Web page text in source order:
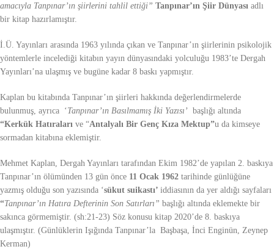
amacıyla Tanpınar’ın şiirlerini tahlil ettiği” Tanpınar’ın Şiir Dünyası adlı
bir kitap hazırlamıştır.
İ.Ü. Yayınları arasında 1963 yılında çıkan ve Tanpınar’ın şiirlerinin psikolojik
yöntemlerle incelediği kitabın yayın dünyasındaki yolculuğu 1983’te Dergah
Yayınları’na ulaşmış ve bugüne kadar 8 baskı yapmıştır.
Kaplan bu kitabında Tanpınar’ın şiirleri hakkında değerlendirmelerde
bulunmuş, ayrıca ‘Tanpınar’ın Basılmamış İki Yazısı’ başlığı altında
“Kerkük Hatıraları ve “Antalyalı Bir Genç Kıza Mektup”u da kimseye
sormadan kitabına eklemiştir.
Mehmet Kaplan, Dergah Yayınları tarafından Ekim 1982’de yapılan 2. baskıya
Tanpınar’ın ölümünden 13 gün önce 11 Ocak 1962 tarihinde günlüğüne
yazmış olduğu son yazısında ‘sükut suikastı’ iddiasının da yer aldığı sayfaları
“Tanpınar’ın Hatıra Defterinin Son Satırları” başlığı altında eklemekte bir
sakınca görmemiştir. (sh:21-23) Söz konusu kitap 2020’de 8. baskıya
ulaşmıştır. (Günlüklerin Işığında Tanpınar’la Başbaşa, İnci Enginün, Zeynep
Kerman)